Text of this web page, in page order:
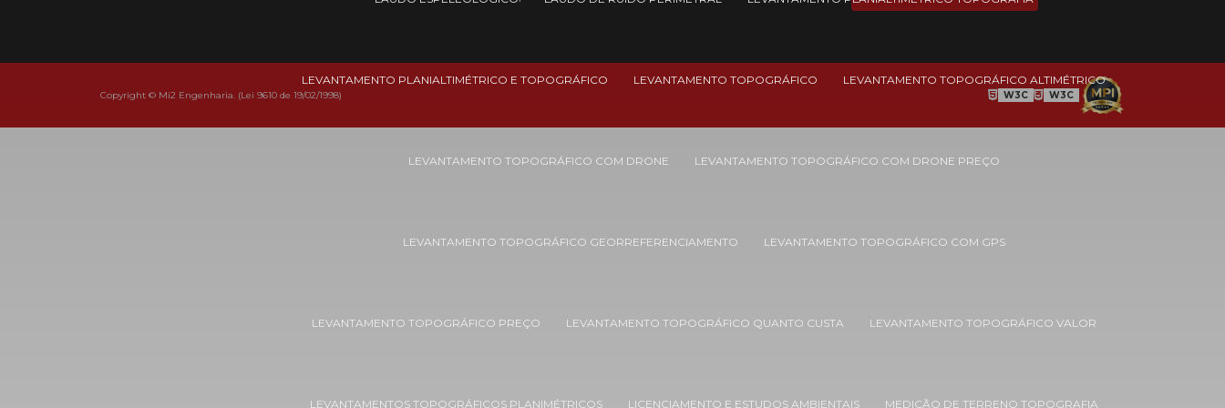
LEVANTAMENTO PLANIALTIMÉTRICO E TOPOGRÁFICO LEVANTAMENTO TOPOGRÁFICO LEVANTAMENTO TOPOGRÁFICO ALTIMÉTRICO
LEVANTAMENTO TOPOGRÁFICO COM DRONE LEVANTAMENTO TOPOGRÁFICO COM DRONE PREÇO
LEVANTAMENTO TOPOGRÁFICO GEORREFERENCIAMENTO LEVANTAMENTO TOPOGRÁFICO COM GPS
LEVANTAMENTO TOPOGRÁFICO PREÇO LEVANTAMENTO TOPOGRÁFICO QUANTO CUSTA LEVANTAMENTO TOPOGRÁFICO VALOR
LEVANTAMENTOS TOPOGRÁFICOS PLANIMÉTRICOS LICENCIAMENTO E ESTUDOS AMBIENTAIS MEDIÇÃO DE TERRENO TOPOGRAFIA
Empresas de estudos ambientais
Empresas de recuperação de áreas
Estudo de impacto ambiental e
urbano
Copyright © Mi2 Engenharia. (Lei 9610 de 19/02/1998) W3C W3C